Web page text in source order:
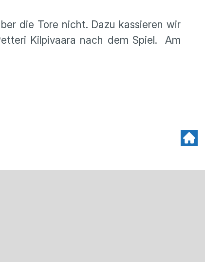
die Tore nicht. Dazu kassieren wir
Kilpivaara nach dem Spiel. Am